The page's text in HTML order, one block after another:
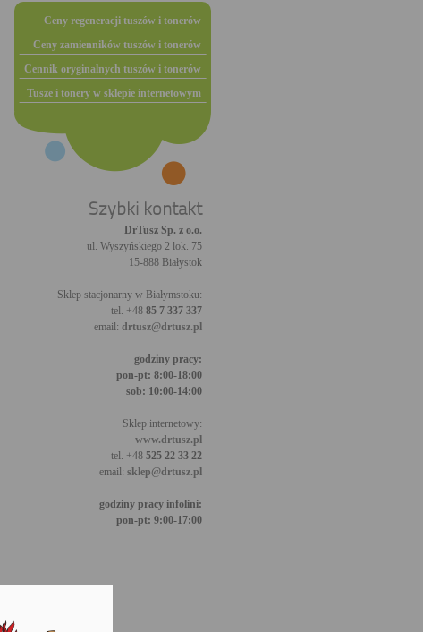
Ceny regeneracji tuszów i tonerów
Ceny zamienników tuszów i tonerów
Cennik oryginalnych tuszów i tonerów
Tusze i tonery w sklepie internetowym
Szybki kontakt
DrTusz Sp. z o.o.
ul. Wyszyńskiego 2 lok. 75
15-888 Białystok
Sklep stacjonarny w Białymstoku:
tel. +48 85 7 337 337
email: drtusz@drtusz.pl
godziny pracy:
pon-pt: 8:00-18:00
sob: 10:00-14:00
Sklep internetowy:
www.drtusz.pl
tel. +48 525 22 33 22
email: sklep@drtusz.pl
godziny pracy infolini:
pon-pt: 9:00-17:00